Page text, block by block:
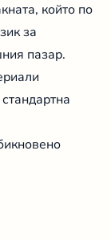
който по
за
пазар.